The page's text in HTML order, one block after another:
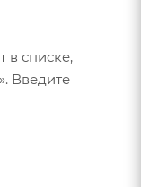
в списке,
Введите